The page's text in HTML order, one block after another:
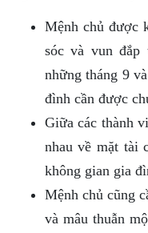
Mệnh chủ được
sóc và vun
những tháng 9
đình cần được
Giữa các thành
nhau về mặt tài
không gian gia
Mệnh chủ cũng
và mâu thuẫn